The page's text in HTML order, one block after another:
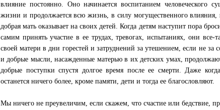
влияние постоянно. Оно начинается воспитанием человеческого
жизни и продолжается всю жизнь, в силу могущественного влияния,
добрая мать оказывает на своих детей. Когда детям наступит пора
самим принять участие в ее трудах, тревогах, испытаниях, они все-
своей матери в дни горестей и затруднений за утешением, если не за
и добрые мысли, насажденные матерью в их детских умах,
добрые поступки спустя долгое время после ее смерти. Даже
останется ничего более, кроме памяти, дети и тогда ее благословляют.
Мы ничего не преувеличим, если скажем, что счастие или бедствие,